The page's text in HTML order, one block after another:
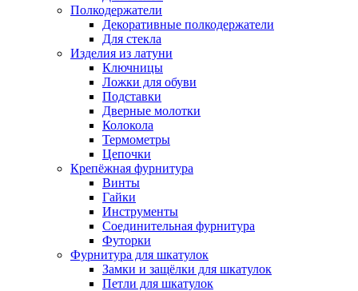
Полкодержатели
Декоративные полкодержатели
Для стекла
Изделия из латуни
Ключницы
Ложки для обуви
Подставки
Дверные молотки
Колокола
Термометры
Цепочки
Крепёжная фурнитура
Винты
Гайки
Инструменты
Соединительная фурнитура
Футорки
Фурнитура для шкатулок
Замки и защёлки для шкатулок
Петли для шкатулок